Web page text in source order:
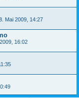
Mai 2009, 14:27
16:02